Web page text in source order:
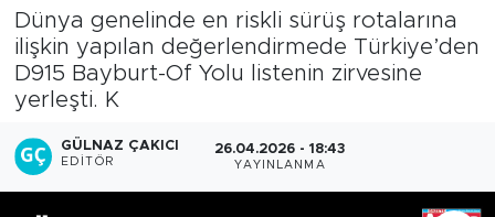
Dünya genelinde en riskli sürüş rotalarına
ilişkin yapılan değerlendirmede Türkiye’den
D915 Bayburt-Of Yolu listenin zirvesine
yerleşti. K
GÜLNAZ ÇAKICI
EDITÖR
26.04.2026 - 18:43
YAYINLANMA
Tüm Manşetler
Son Dakika Haberleri
Haber Arşivi